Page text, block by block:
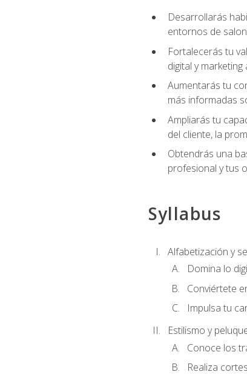
Desarrollarás
entornos de
Fortalecerás tu
digital y
Aumentarás tu
más informadas
Ampliarás tu
del cliente, la
Obtendrás una
profesional y tus
Syllabus
Alfabetización y
Domina lo
Conviértete
Impulsa tu
Estilismo y
Conoce los
Realiza